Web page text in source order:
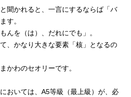
聞かれると、一言にするならば「バ
す。
んを（は）、だれにでも」。
、かなり大きな要素「核」となるの
かわのセオリーです。
おいては、A5等級（最上級）が、必